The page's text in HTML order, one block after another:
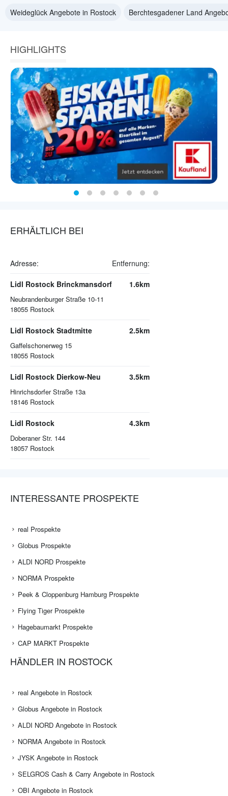
Weideglück Angebote in Rostock Berchtesgadener Land
HIGHLIGHTS
ERHÄLTLICH BEI
Adresse: Entfernung:
Lidl Rostock Brinckmansdorf
Neubrandenburger Straße 10-11
18055 Rostock
1.6km
Lidl Rostock Stadtmitte
Gaffelschonerweg 15
18055 Rostock
2.5km
Lidl Rostock Dierkow-Neu
Hinrichsdorfer Straße 13a
18146 Rostock
3.5km
Lidl Rostock
Doberaner Str. 144
18057 Rostock
4.3km
INTERESSANTE PROSPEKTE
real Prospekte
Globus Prospekte
ALDI NORD Prospekte
NORMA Prospekte
Peek & Cloppenburg Hamburg Prospekte
Flying Tiger Prospekte
Hagebaumarkt Prospekte
CAP MARKT Prospekte
HÄNDLER IN ROSTOCK
real Angebote in Rostock
Globus Angebote in Rostock
ALDI NORD Angebote in Rostock
NORMA Angebote in Rostock
JYSK Angebote in Rostock
SELGROS Cash & Carry Angebote in Rostock
OBI Angebote in Rostock